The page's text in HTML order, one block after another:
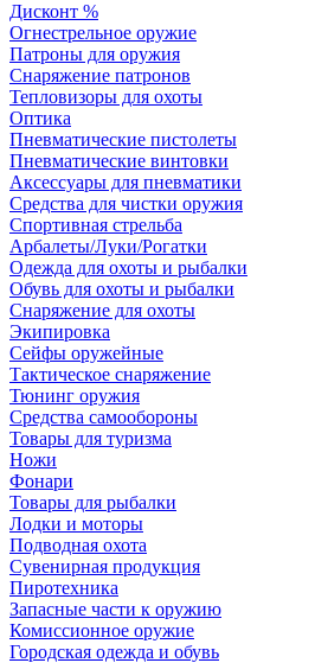
Дисконт %
Огнестрельное оружие
Патроны для оружия
Снаряжение патронов
Тепловизоры для охоты
Оптика
Пневматические пистолеты
Пневматические винтовки
Аксессуары для пневматики
Средства для чистки оружия
Спортивная стрельба
Арбалеты/Луки/Рогатки
Одежда для охоты и рыбалки
Обувь для охоты и рыбалки
Снаряжение для охоты
Экипировка
Сейфы оружейные
Тактическое снаряжение
Тюнинг оружия
Средства самообороны
Товары для туризма
Ножи
Фонари
Товары для рыбалки
Лодки и моторы
Подводная охота
Сувенирная продукция
Пиротехника
Запасные части к оружию
Комиссионное оружие
Городская одежда и обувь